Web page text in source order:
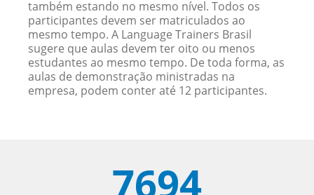
também estando no mesmo nível. Todos os
participantes devem ser matriculados ao
mesmo tempo. A Language Trainers Brasil
sugere que aulas devem ter oito ou menos
estudantes ao mesmo tempo. De toda forma, as
aulas de demonstração ministradas na
empresa, podem conter até 12 participantes.
7694